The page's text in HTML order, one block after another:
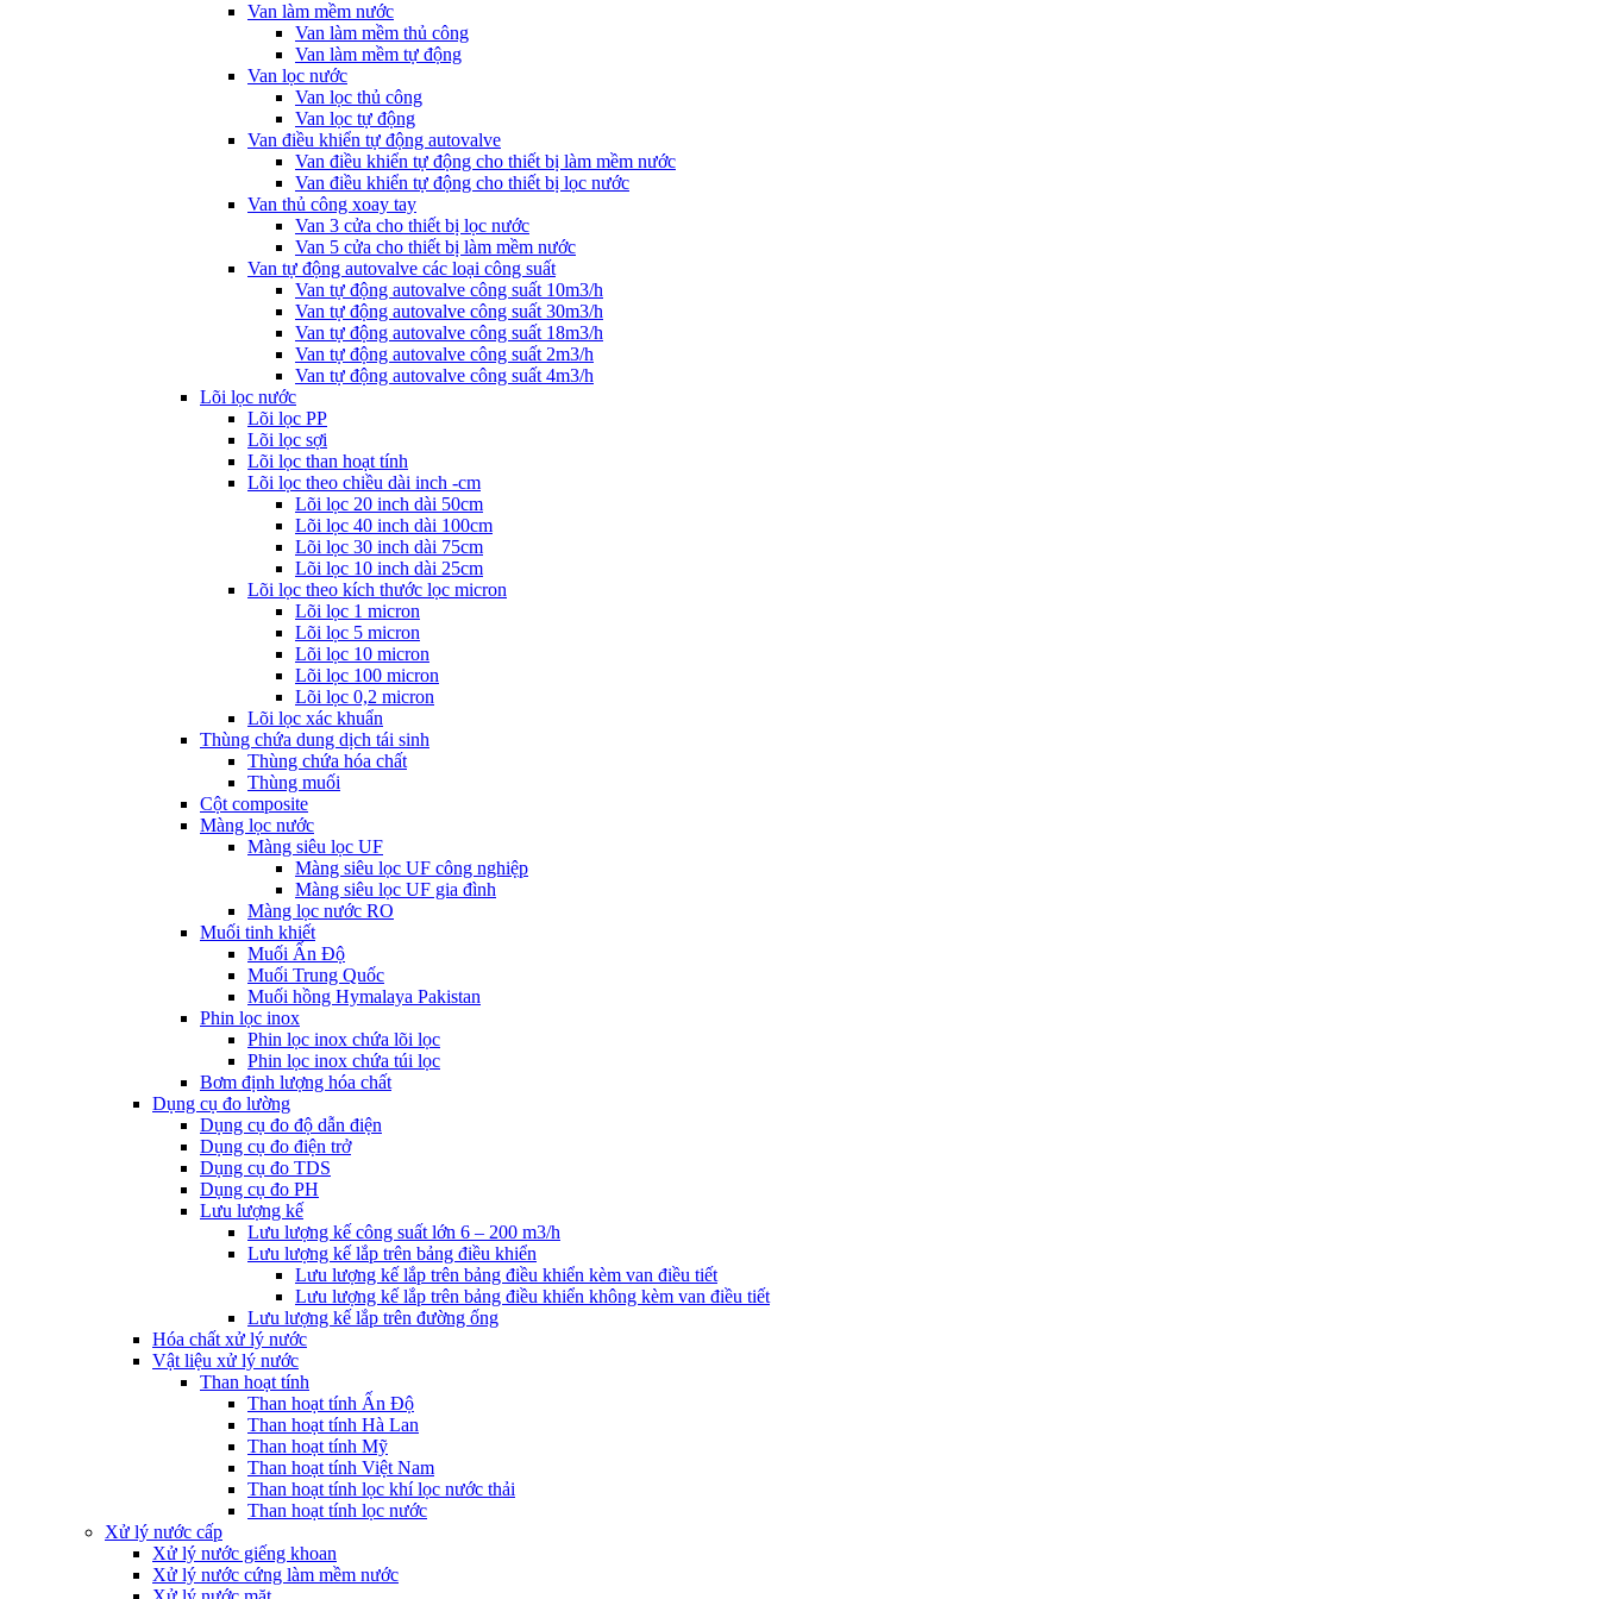
Van làm mềm nước
Van làm mềm thủ công
Van làm mềm tự động
Van lọc nước
Van lọc thủ công
Van lọc tự động
Van điều khiển tự động autovalve
Van điều khiển tự động cho thiết bị làm mềm nước
Van điều khiển tự động cho thiết bị lọc nước
Van thủ công xoay tay
Van 3 cửa cho thiết bị lọc nước
Van 5 cửa cho thiết bị làm mềm nước
Van tự động autovalve các loại công suất
Van tự động autovalve công suất 10m3/h
Van tự động autovalve công suất 30m3/h
Van tự động autovalve công suất 18m3/h
Van tự động autovalve công suất 2m3/h
Van tự động autovalve công suất 4m3/h
Lõi lọc nước
Lõi lọc PP
Lõi lọc sợi
Lõi lọc than hoạt tính
Lõi lọc theo chiều dài inch -cm
Lõi lọc 20 inch dài 50cm
Lõi lọc 40 inch dài 100cm
Lõi lọc 30 inch dài 75cm
Lõi lọc 10 inch dài 25cm
Lõi lọc theo kích thước lọc micron
Lõi lọc 1 micron
Lõi lọc 5 micron
Lõi lọc 10 micron
Lõi lọc 100 micron
Lõi lọc 0,2 micron
Lõi lọc xác khuẩn
Thùng chứa dung dịch tái sinh
Thùng chứa hóa chất
Thùng muối
Cột composite
Màng lọc nước
Màng siêu lọc UF
Màng siêu lọc UF công nghiệp
Màng siêu lọc UF gia đình
Màng lọc nước RO
Muối tinh khiết
Muối Ấn Độ
Muối Trung Quốc
Muối hồng Hymalaya Pakistan
Phin lọc inox
Phin lọc inox chứa lõi lọc
Phin lọc inox chứa túi lọc
Bơm định lượng hóa chất
Dụng cụ đo lường
Dụng cụ đo độ dẫn điện
Dụng cụ đo điện trở
Dụng cụ đo TDS
Dụng cụ đo PH
Lưu lượng kế
Lưu lượng kế công suất lớn 6 – 200 m3/h
Lưu lượng kế lắp trên bảng điều khiển
Lưu lượng kế lắp trên bảng điều khiển kèm van điều tiết
Lưu lượng kế lắp trên bảng điều khiển không kèm van điều tiết
Lưu lượng kế lắp trên đường ống
Hóa chất xử lý nước
Vật liệu xử lý nước
Than hoạt tính
Than hoạt tính Ấn Độ
Than hoạt tính Hà Lan
Than hoạt tính Mỹ
Than hoạt tính Việt Nam
Than hoạt tính lọc khí lọc nước thải
Than hoạt tính lọc nước
Xử lý nước cấp
Xử lý nước giếng khoan
Xử lý nước cứng làm mềm nước